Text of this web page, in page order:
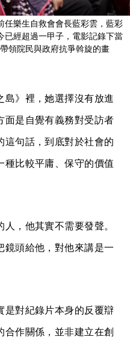
任樂生自救會會長藍彩雲，藍彩
已經超過一甲子，電影記錄下當
領院民與政府抗爭斡旋的畫
島》裡，她選擇沒有放進
面是自覺有義務對受訪者
這句話，到底對於社會的
種比較平庸、保守的價值
，他其實不需要發聲。
鏡頭給他，對他來講是一
是對紀錄片本身的反覆辯
作關係，並非建立在創